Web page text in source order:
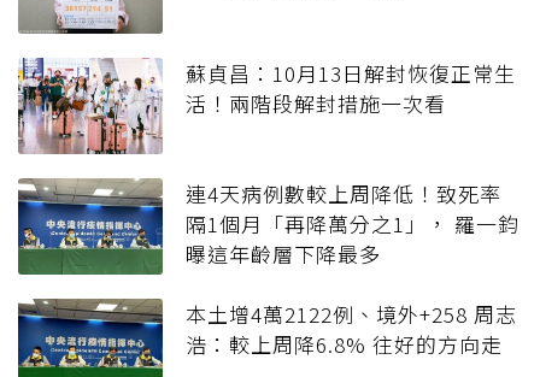
蘇貞昌：10月13日解封恢復正常生
活！兩階段解封措施一次看
連4天病例數較上周降低！致死率
隔1個月「再降萬分之1」， 羅一鈞
曝這年齡層下降最多
本土增4萬2122例、境外+258 周志
浩：較上周降6.8% 往好的方向走